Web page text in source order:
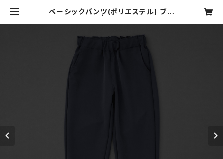
ベーシックパンツ(ポリエステル) ブラ